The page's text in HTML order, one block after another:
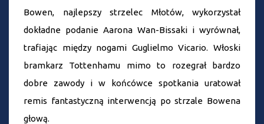
Bowen, najlepszy strzelec Młotów, wykorzystał
dokładne podanie Aarona Wan-Bissaki i wyrównał,
trafiając między nogami Guglielmo Vicario. Włoski
bramkarz Tottenhamu mimo to rozegrał bardzo
dobre zawody i w końcówce spotkania uratował
remis fantastyczną interwencją po strzale Bowena
głową.